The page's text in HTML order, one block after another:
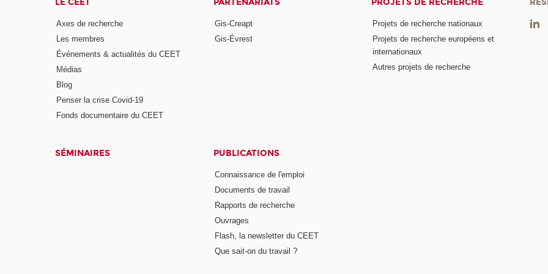
LE CEET
Axes de recherche
Les membres
Événements & actualités du CEET
Médias
Blog
Penser la crise Covid-19
Fonds documentaire du CEET
PARTENARIATS
Gis-Creapt
Gis-Évrest
PROJETS DE RECHERCHE
Projets de recherche nationaux
Projets de recherche européens et
internationaux
Autres projets de recherche
SÉMINAIRES PUBLICATIONS
Connaissance de l'emploi
Documents de travail
Rapports de recherche
Ouvrages
Flash, la newsletter du CEET
Que sait-on du travail ?